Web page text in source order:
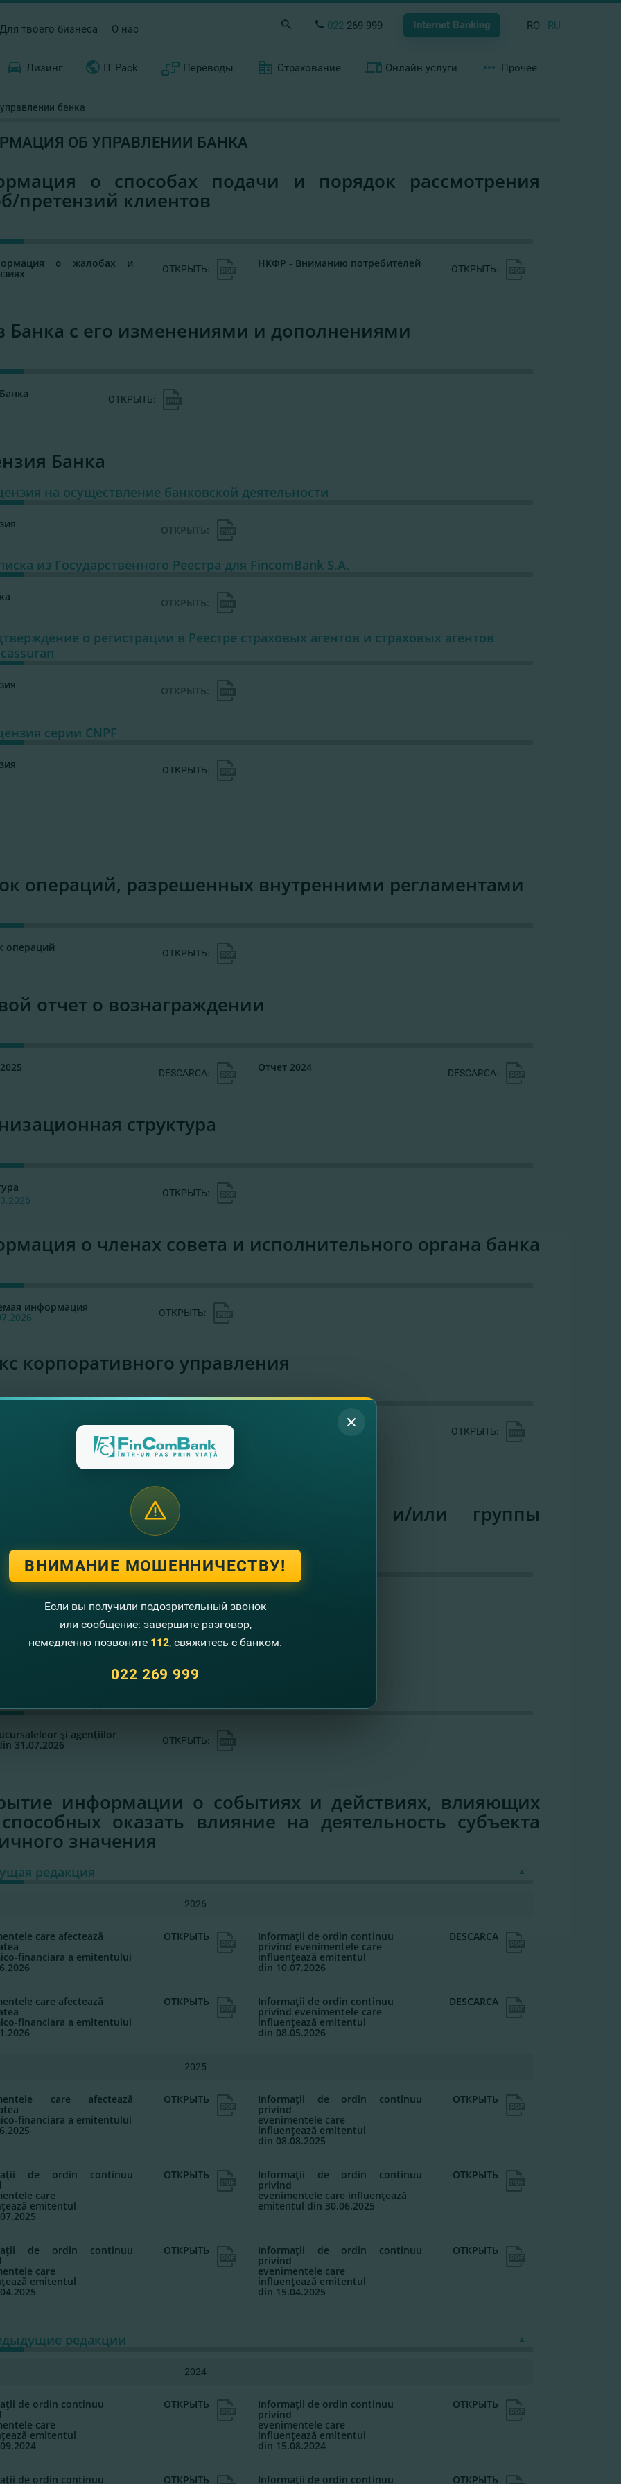
Для твоего бизнеса О нас 022 269 999 Internet Banking RO RU
Лизинг IT Pack Переводы Страхование Онлайн услуги Прочее
банка
ОБ УПРАВЛЕНИИ БАНКА
о способах подачи и порядок рассмотрения
претензий клиентов
о жалобах и ОТКРЫТЬ: НКФР - Вниманию потребителей ОТКРЫТЬ:
Банка с его изменениями и дополнениями
Банка ОТКРЫТЬ:
Банка
на осуществление банковской деятельности
ОТКРЫТЬ:
из Государственного Реестра для FincomBank S.A.
ОТКРЫТЬ:
о регистрации в Реестре страховых агентов и страховых агентов
ОТКРЫТЬ:
серии CNPF
ОТКРЫТЬ:
операций, разрешенных внутренними регламентами
операций ОТКРЫТЬ:
отчет о вознаграждении
DESCARCA: Отчет 2024 DESCARCA:
структура
ОТКРЫТЬ:
о членах совета и исполнительного органа банка
информация ОТКРЫТЬ:
корпоративного управления
ОТКРЫТЬ:
относительно акционеров и/или группы
действующих лиц
ОТКРЫТЬ:
список подразделений
şi agenţiilor
31.07.2026 ОТКРЫТЬ:
информации о событиях и действиях, влияющих
оказать влияние на деятельность субъекта
значения
редакция
2026
care afectează
financiara a emitentului
ОТКРЫТЬ Informaţii de ordin continuu
privind evenimentele care
influenţează emitentul
din 10.07.2026
DESCARCA
care afectează
financiara a emitentului
ОТКРЫТЬ Informaţii de ordin continuu
privind evenimentele care
influenţează emitentul
din 08.05.2026
DESCARCA
2025
care afectează
financiara a emitentului
ОТКРЫТЬ Informaţii de ordin continuu
privind
evenimentele care
influenţează emitentul
din 08.08.2025
ОТКРЫТЬ
de ordin continuu
care
emitentul
ОТКРЫТЬ Informaţii de ordin continuu
privind
evenimentele care influenţează
emitentul din 30.06.2025
ОТКРЫТЬ
de ordin continuu
care
emitentul
ОТКРЫТЬ Informaţii de ordin continuu
privind
evenimentele care
influenţează emitentul
din 15.04.2025
ОТКРЫТЬ
редакции
2024
de ordin continuu
care
emitentul
ОТКРЫТЬ Informaţii de ordin continuu
privind
evenimentele care
influenţează emitentul
din 15.08.2024
ОТКРЫТЬ
de ordin continuu ОТКРЫТЬ Informaţii de ordin continuu ОТКРЫТЬ
ВНИМАНИЕ МОШЕННИЧЕСТВУ!
Если вы получили подозрительный звонок
или сообщение: завершите разговор,
немедленно позвоните 112, свяжитесь с банком.
022 269 999